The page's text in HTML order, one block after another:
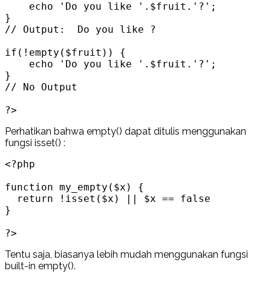
    echo 'Do you like '.$fruit.'?';
}
// Output:  Do you like ?
if(!empty($fruit)) {
    echo 'Do you like '.$fruit.'?';
}
// No Output
?>
Perhatikan bahwa empty() dapat ditulis menggunakan
fungsi isset() :
<?php
function my_empty($x) {
  return !isset($x) || $x == false
}
?>
Tentu saja, biasanya lebih mudah menggunakan fungsi
built-in empty().